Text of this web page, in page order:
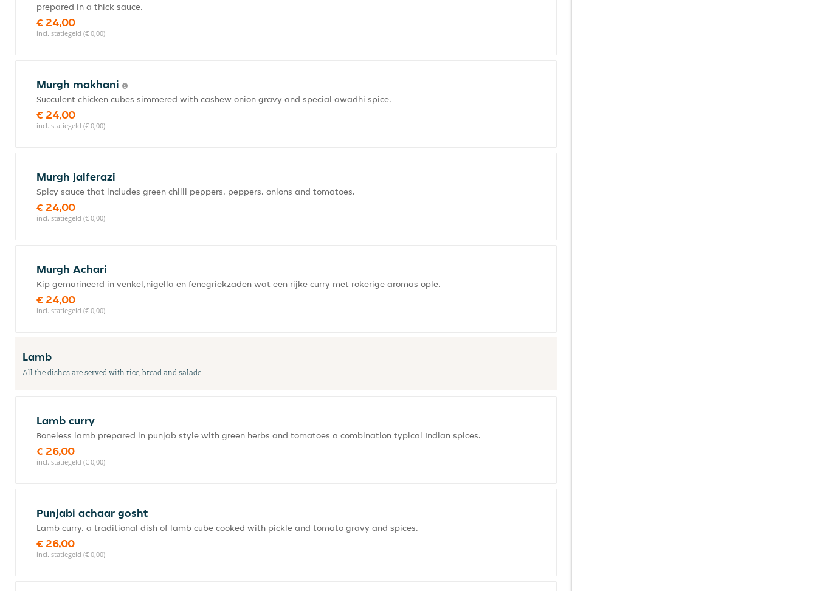
prepared in a thick sauce.
€ 24,00
incl. statiegeld (€ 0,00)
Murgh makhani
Succulent chicken cubes simmered with cashew onion gravy and special awadhi spice.
€ 24,00
incl. statiegeld (€ 0,00)
Murgh jalferazi
Spicy sauce that includes green chilli peppers, peppers, onions and tomatoes.
€ 24,00
incl. statiegeld (€ 0,00)
Murgh Achari
Kip gemarineerd in venkel,nigella en fenegriekzaden wat een rijke curry met rokerige aromas ople.
€ 24,00
incl. statiegeld (€ 0,00)
Lamb
All the dishes are served with rice, bread and salade.
Lamb curry
Boneless lamb prepared in punjab style with green herbs and tomatoes a combination typical Indian spices.
€ 26,00
incl. statiegeld (€ 0,00)
Punjabi achaar gosht
Lamb curry, a traditional dish of lamb cube cooked with pickle and tomato gravy and spices.
€ 26,00
incl. statiegeld (€ 0,00)